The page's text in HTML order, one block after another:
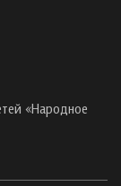
«Народное